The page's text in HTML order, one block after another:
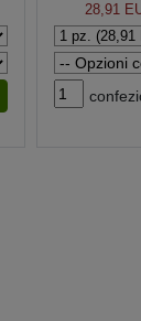
28,91